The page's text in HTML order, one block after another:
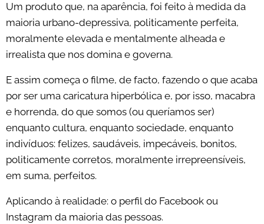
Um produto que, na aparência, foi feito à medida da
maioria urbano-depressiva, politicamente perfeita,
moralmente elevada e mentalmente alheada e
irrealista que nos domina e governa.
E assim começa o filme, de facto, fazendo o que acaba
por ser uma caricatura hiperbólica e, por isso, macabra
e horrenda, do que somos (ou queríamos ser)
enquanto cultura, enquanto sociedade, enquanto
indivíduos: felizes, saudáveis, impecáveis, bonitos,
politicamente corretos, moralmente irrepreensíveis,
em suma, perfeitos.
Aplicando à realidade: o perfil do Facebook ou
Instagram da maioria das pessoas.